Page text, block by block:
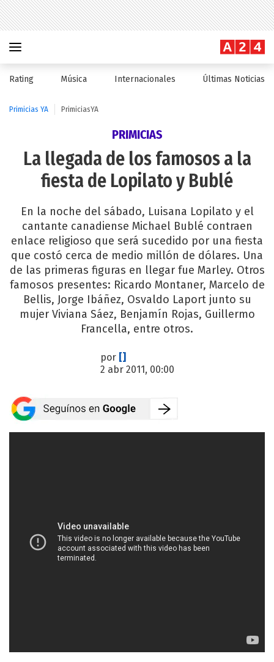
Rating Música Internacionales Últimas Noticias
Primicias YA PrimiciasYA
PRIMICIAS
La llegada de los famosos a la
fiesta de Lopilato y Bublé
En la noche del sábado, Luisana Lopilato y el
cantante canadiense Michael Bublé contraen
enlace religioso que será sucedido por una fiesta
que costó cerca de medio millón de dólares. Una
de las primeras figuras en llegar fue Marley. Otros
famosos presentes: Ricardo Montaner, Marcelo de
Bellis, Jorge Ibáñez, Osvaldo Laport junto su
mujer Viviana Sáez, Benjamín Rojas, Guillermo
Francella, entre otros.
por []
2 abr 2011, 00:00